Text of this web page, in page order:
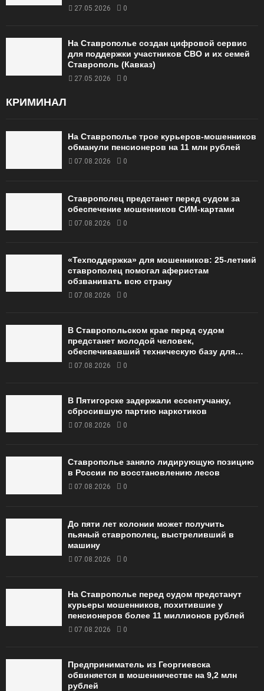
27.05.2026 0
На Ставрополье создан цифровой сервис
для поддержки участников СВО и их семей
Ставрополь (Кавказ)
27.05.2026 0
КРИМИНАЛ
На Ставрополье трое курьеров-мошенников
обманули пенсионеров на 11 млн рублей
07.08.2026 0
Ставрополец предстанет перед судом за
обеспечение мошенников СИМ-картами
07.08.2026 0
«Техподдержка» для мошенников: 25-летний
ставрополец помогал аферистам
обзванивать всю страну
07.08.2026 0
В Ставропольском крае перед судом
предстанет молодой человек,
обеспечивавший техническую базу для…
07.08.2026 0
В Пятигорске задержали ессентучанку,
сбросившую партию наркотиков
07.08.2026 0
Ставрополье заняло лидирующую позицию
в России по восстановлению лесов
07.08.2026 0
До пяти лет колонии может получить
пьяный ставрополец, выстреливший в
машину
07.08.2026 0
На Ставрополье перед судом предстанут
курьеры мошенников, похитившие у
пенсионеров более 11 миллионов рублей
07.08.2026 0
Предприниматель из Георгиевска
обвиняется в мошенничестве на 9,2 млн
рублей